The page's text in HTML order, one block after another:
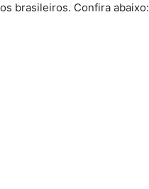
brasileiros. Confira abaixo: